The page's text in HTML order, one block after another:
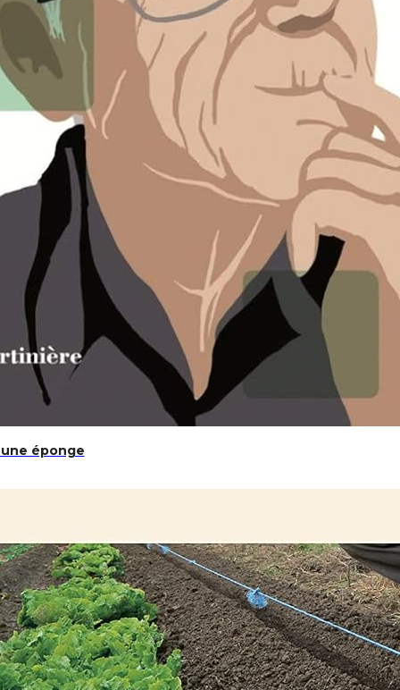
faciles que vous allez adorer !
éponge